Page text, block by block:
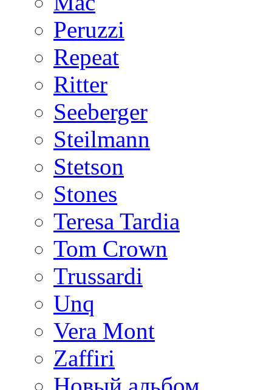
Peruzzi
Repeat
Ritter
Seeberger
Steilmann
Stetson
Stones
Teresa Tardia
Tom Crown
Trussardi
Unq
Vera Mont
Zaffiri